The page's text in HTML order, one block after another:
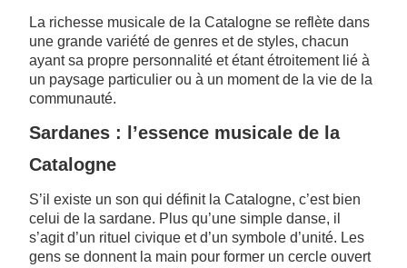
La richesse musicale de la Catalogne se reflète dans
une grande variété de genres et de styles, chacun
ayant sa propre personnalité et étant étroitement lié à
un paysage particulier ou à un moment de la vie de la
communauté.
Sardanes : l’essence musicale de la
Catalogne
S’il existe un son qui définit la Catalogne, c’est bien
celui de la sardane. Plus qu’une simple danse, il
s’agit d’un rituel civique et d’un symbole d’unité. Les
gens se donnent la main pour former un cercle ouvert